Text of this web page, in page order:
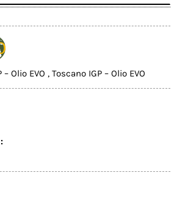
Olio EVO ,Toscano IGP – Olio EVO